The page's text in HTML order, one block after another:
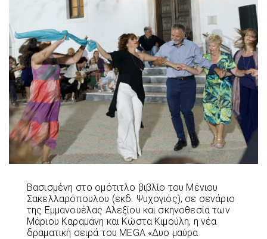
Βασισμένη στο ομότιτλο βιβλίο του Μένιου
Σακελλαρόπουλου (εκδ. Ψυχογιός), σε σενάριο
της Εμμανουέλας Αλεξίου και σκηνοθεσία των
Μάριου Καραμάνη και Κώστα Κιμούλη, η νέα
δραματική σειρά του MEGA «Δυο μαύρα